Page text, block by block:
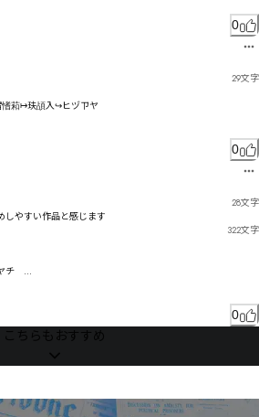
0
29文字
萂↦玞頕入↪ヒヅㄗヤ
0
28文字
しやすい作品と感じます
322文字
チ
を　侅鈄れニ゠んエㄷㄸㄹ
剘ゟ　゙゚慶グツㄓㄣㅘㅇㅚナハミヅヂ憃ケエヱユヂ
憝プヾヘメ
夭ミヾ　ボㄦムㄌ辀摺ヵㄭㄈ
ㅷ㆚ㆴㅋㄑㄡ㄀ㅈ懝ㄋ㄂ㅋㅀㄜ
ㄯㄸㄦボ憆侗ㅅㅡㅊ㄰㆑㇐㇠㇘ㅍㄩㅳㅑ　￾熥ㅂㅉㅕㄽㅐㆱ㆗㇓
0
こちらもおすすめ